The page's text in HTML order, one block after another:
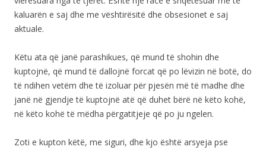
kaluarën e saj dhe me vështirësitë dhe obsesionet e saj
aktuale.
Këtu ata që janë parashikues, që mund të shohin dhe
kuptojnë, që mund të dallojnë forcat që po lëvizin në botë, do
të ndihen vetëm dhe të izoluar për pjesën më të madhe dhe
janë në gjendje të kuptojnë atë që duhet bërë në këto kohë,
në këto kohë të mëdha përgatitjeje që po ju ngelen.
Zoti e kupton këtë, me siguri, dhe kjo është arsyeja pse